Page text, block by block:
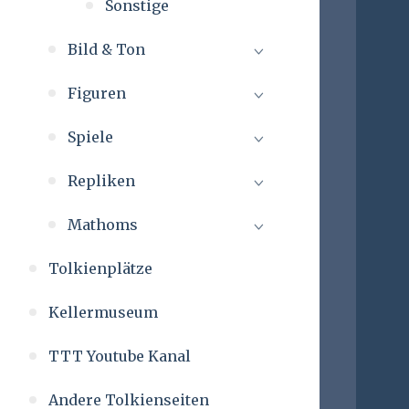
Sonstige
Bild & Ton
Figuren
Spiele
Repliken
Mathoms
Tolkienplätze
Kellermuseum
TTT Youtube Kanal
Andere Tolkienseiten